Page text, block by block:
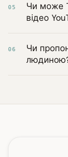
05
Чи може
відео
06
Чи